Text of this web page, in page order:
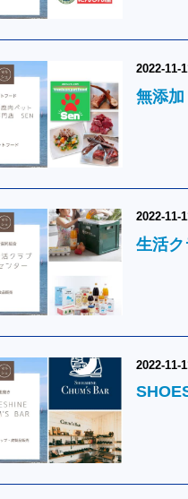
2022-11-
無添
2022-11-
生活
2022-11-